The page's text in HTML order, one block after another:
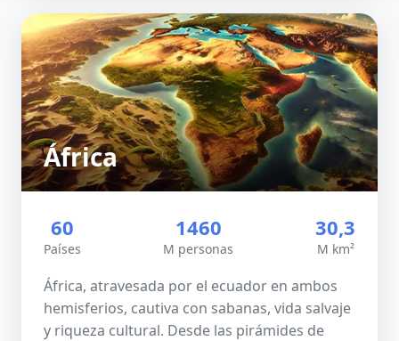
África
60
Países
1460
M personas
30,3
M km²
África, atravesada por el ecuador en ambos
hemisferios, cautiva con sabanas, vida salvaje
y riqueza cultural. Desde las pirámides de